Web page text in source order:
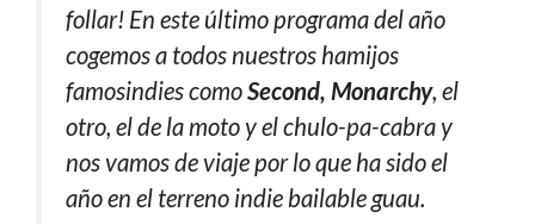
follar! En este último programa del año
cogemos a todos nuestros hamijos
famosindies comoSecond, Monarchy, el
otro, el de la moto y el chulo-pa-cabra y
nos vamos de viaje por lo que ha sido el
año en el terreno indie bailable guau.